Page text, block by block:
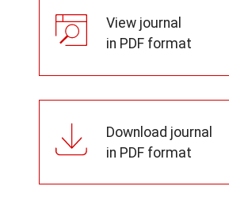
View journal
in PDF format
Download journal
in PDF format